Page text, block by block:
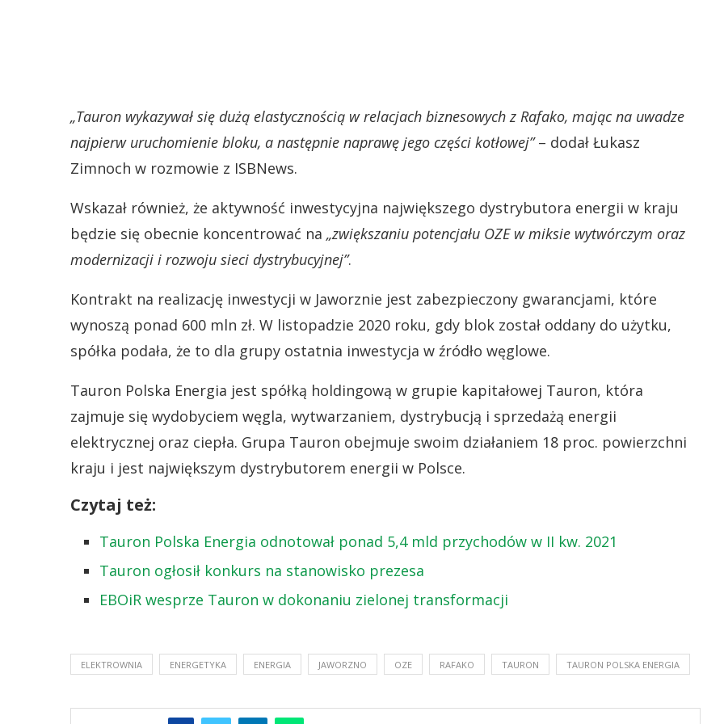
„Tauron wykazywał się dużą elastycznością w relacjach biznesowych z Rafako, mając na uwadze
najpierw uruchomienie bloku, a następnie naprawę jego części kotłowej”– dodał Łukasz
Zimnoch w rozmowie z ISBNews.
Wskazał również, że aktywność inwestycyjna największego dystrybutora energii w kraju
będzie się obecnie koncentrować na „zwiększaniu potencjału OZE w miksie wytwórczym oraz
modernizacji i rozwoju sieci dystrybucyjnej”.
Kontrakt na realizację inwestycji w Jaworznie jest zabezpieczony gwarancjami, które
wynoszą ponad 600 mln zł. W listopadzie 2020 roku, gdy blok został oddany do użytku,
spółka podała, że to dla grupy ostatnia inwestycja w źródło węglowe.
Tauron Polska Energia jest spółką holdingową w grupie kapitałowej Tauron, która
zajmuje się wydobyciem węgla, wytwarzaniem, dystrybucją i sprzedażą energii
elektrycznej oraz ciepła. Grupa Tauron obejmuje swoim działaniem 18 proc. powierzchni
kraju i jest największym dystrybutorem energii w Polsce.
Czytaj też:
Tauron Polska Energia odnotował ponad 5,4 mld przychodów w II kw. 2021
Tauron ogłosił konkurs na stanowisko prezesa
EBOiR wesprze Tauron w dokonaniu zielonej transformacji
ELEKTROWNIA ENERGETYKA ENERGIA JAWORZNO OZE RAFAKO TAURON TAURON POLSKA ENERGIA